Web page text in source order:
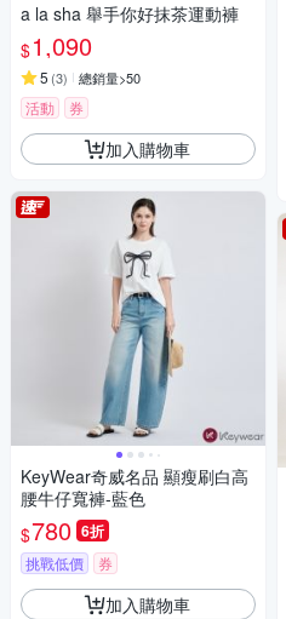
a la sha 舉手你好抹茶運動褲
$1,090
5 (3) 總銷量>50
活動 券
加入購物車
KeyWear奇威名品 顯瘦刷白高
腰牛仔寬褲-藍色
$780 6折
挑戰低價 券
加入購物車